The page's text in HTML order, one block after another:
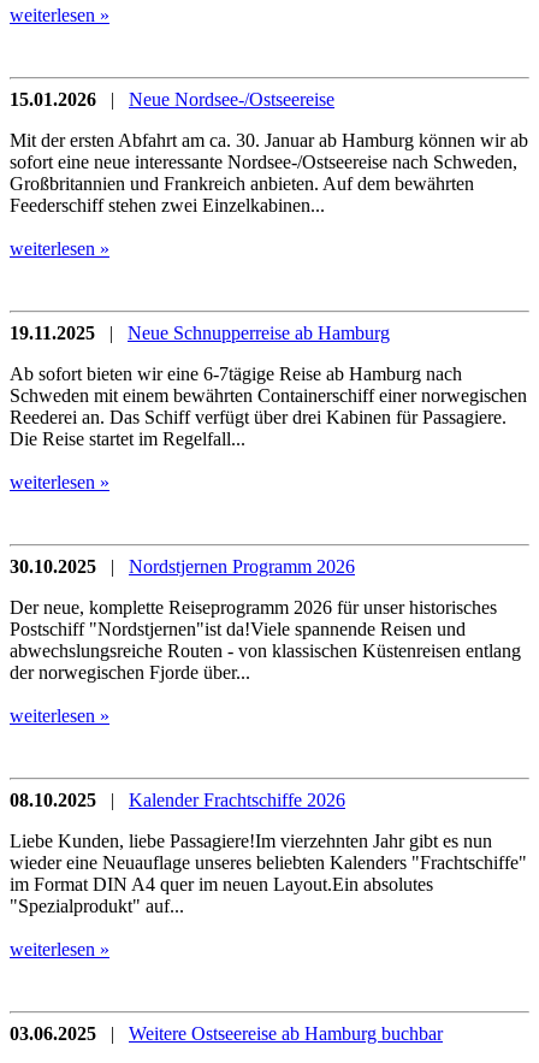
weiterlesen »
15.01.2026 | Neue Nordsee-/Ostseereise
Mit der ersten Abfahrt am ca. 30. Januar ab Hamburg können wir ab
sofort eine neue interessante Nordsee-/Ostseereise nach Schweden,
Großbritannien und Frankreich anbieten. Auf dem bewährten
Feederschiff stehen zwei Einzelkabinen...
weiterlesen »
19.11.2025 | Neue Schnupperreise ab Hamburg
Ab sofort bieten wir eine 6-7tägige Reise ab Hamburg nach
Schweden mit einem bewährten Containerschiff einer norwegischen
Reederei an. Das Schiff verfügt über drei Kabinen für Passagiere.
Die Reise startet im Regelfall...
weiterlesen »
30.10.2025 | Nordstjernen Programm 2026
Der neue, komplette Reiseprogramm 2026 für unser historisches
Postschiff "Nordstjernen"ist da!Viele spannende Reisen und
abwechslungsreiche Routen - von klassischen Küstenreisen entlang
der norwegischen Fjorde über...
weiterlesen »
08.10.2025 | Kalender Frachtschiffe 2026
Liebe Kunden, liebe Passagiere!Im vierzehnten Jahr gibt es nun
wieder eine Neuauflage unseres beliebten Kalenders "Frachtschiffe"
im Format DIN A4 quer im neuen Layout.Ein absolutes
"Spezialprodukt" auf...
weiterlesen »
03.06.2025 | Weitere Ostseereise ab Hamburg buchbar